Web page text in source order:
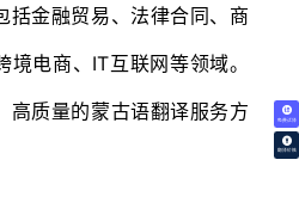
免费试译
翻译价格
括金融贸易、法律合同、商
电商、IT互联网等领域。
高质量的蒙古语翻译服务方